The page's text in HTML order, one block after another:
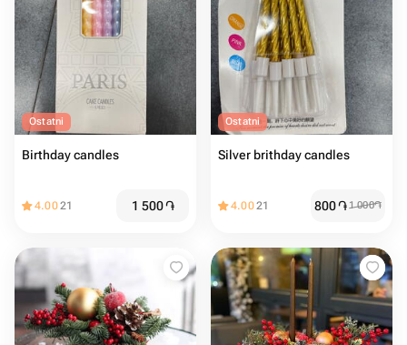
Ostatni
Birthday candles
4.0021 1 500֏
Ostatni
Silver brithday candles
4.0021 800֏1 000֏